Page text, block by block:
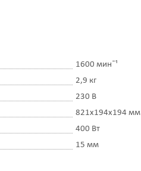
1600 минˉ¹
2,9 кг
230 В
821х194х194 мм
400 Вт
15 мм